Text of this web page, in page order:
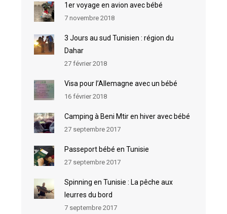
1er voyage en avion avec bébé
7 novembre 2018
3 Jours au sud Tunisien : région du
Dahar
27 février 2018
Visa pour l’Allemagne avec un bébé
16 février 2018
Camping à Beni Mtir en hiver avec bébé
27 septembre 2017
Passeport bébé en Tunisie
27 septembre 2017
Spinning en Tunisie : La pêche aux
leurres du bord
7 septembre 2017